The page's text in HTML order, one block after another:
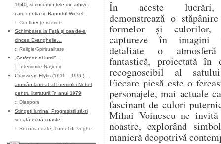
1940, și documentele din arhive
care contrazic Raportul Wiesel
:: Confluenţe istorice
Schimbarea la Față și cea de-a
cincea Evanghelie…
:: Religie/Spiritualitate
„Cetățean al lumii”…
:: Interviurile Naţiunii
Odysseas Elytis (1911 – 1996) –
aromân laureat al Premiului Nobel
pentru literatură în anul 1979
:: Diaspora
Stingeți lumina! Progresiștii să-și
scoată două coaste!
:: Recomandate Turnul de veghe
În aceste lucrări,
demonstrează o
formelor și culorilor,
captureze în imagini
detaliate o
fantastică, proiectată în
recognoscibil al
Fiecare piesă este o
personajele, mai actuale
fascinant de culori
Mihai Voinescu ne
noastre, explorând
manieră deopotrivă